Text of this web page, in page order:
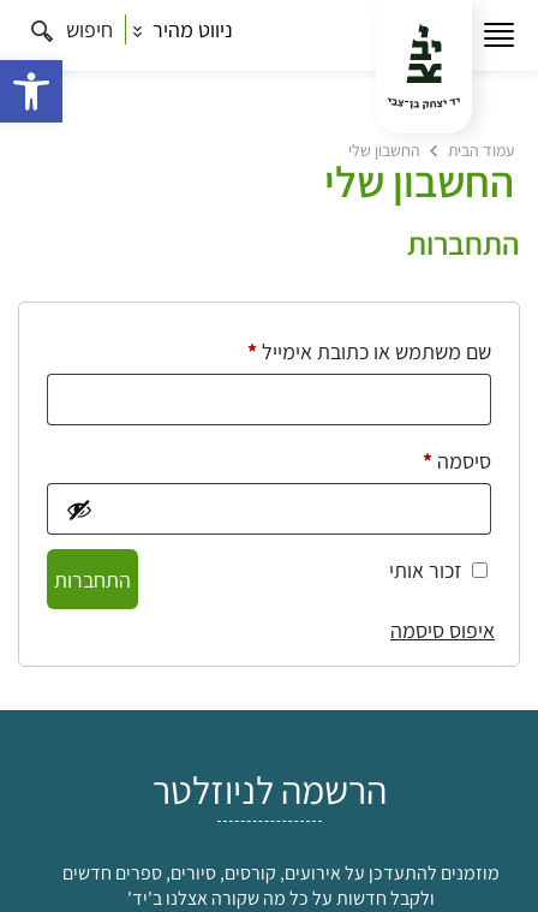
ניווט מהיר חיפוש
עמוד הבית החשבון שלי
החשבון שלי
התחברות
שם משתמש או כתובת אימייל*חובה
סיסמה *חובה
זכור אותי
התחברות
איפוס סיסמה
הרשמה לניוזלטר
מוזמנים להתעדכן על אירועים, קורסים, סיורים, ספרים חדשים
ולקבל חדשות על כל מה שקורה אצלנו ב'יד'